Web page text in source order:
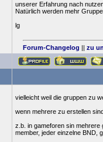
unserer Erfahrung nach
Natürlich werden mehr
lg
Forum-Changelog || zu
vielleicht weil die gruppen zu
wenn mehrere zu erstellen
z.b. in gameforen sin mehrere
member, jeder einzelne BND,